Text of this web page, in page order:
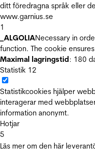
ditt föredragna språk eller
www.garnius.se
1
_ALGOLIANecessary in
function. The cookie
Maximal lagringstid: 180
Statistik 12
Statistikcookies hjälper
interagerar med
information anonymt.
Hotjar
5
Läs mer om den här